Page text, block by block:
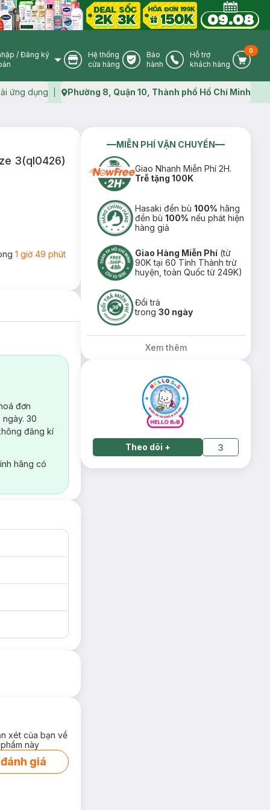
User Icon
/ Đăng ký
Store Icon
Hệ thống
cửa hàng
Warranty Icon
Bảo
hành
Phone Icon
Hỗ trợ
khách hàng
Cart
0
ứng dụng Map icon
Phường 8, Quận 10, Thành phố Hồ Chí Minh
3(ql0426)
1 giờ 49 phút
đơn
30
đăng kí
hãng có
xét của bạn về
này
giá
MIỄN PHÍ VẬN CHUYỂN
Giao Nhanh Miễn Phí 2H.
Trễ tặng 100K
Hasaki đền bù100% hãng
đền bù100% nếu phát hiện
hàng giả
Giao Hàng Miễn Phí (từ
90K tại 60 Tỉnh Thành trừ
huyện, toàn Quốc từ 249K)
Đổi trả
trong30 ngày
Xem thêm
Theo dõi + 3